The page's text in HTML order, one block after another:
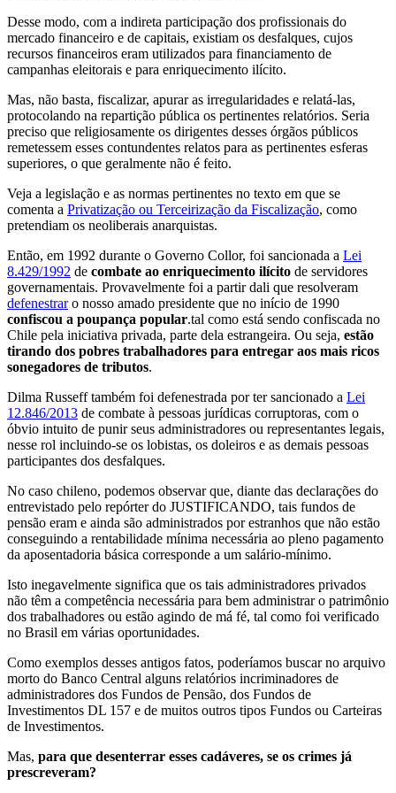
Desse modo, com a indireta participação dos profissionais do
mercado financeiro e de capitais, existiam os desfalques, cujos
recursos financeiros eram utilizados para financiamento de
campanhas eleitorais e para enriquecimento ilícito.
Mas, não basta, fiscalizar, apurar as irregularidades e relatá-las,
protocolando na repartição pública os pertinentes relatórios. Seria
preciso que religiosamente os dirigentes desses órgãos públicos
remetessem esses contundentes relatos para as pertinentes esferas
superiores, o que geralmente não é feito.
Veja a legislação e as normas pertinentes no texto em que se
comenta a Privatização ou Terceirização da Fiscalização, como
pretendiam os neoliberais anarquistas.
Então, em 1992 durante o Governo Collor, foi sancionada a Lei
8.429/1992 de combate ao enriquecimento ilícito de servidores
governamentais. Provavelmente foi a partir dali que resolveram
defenestraro nosso amado presidente que no início de 1990
confiscou a poupança popular.tal como está sendo confiscada no
Chile pela iniciativa privada, parte dela estrangeira. Ou seja, estão
tirando dos pobres trabalhadores para entregar aos mais ricos
sonegadores de tributos.
Dilma Russeff também foi defenestrada por ter sancionado a Lei
12.846/2013 de combate à pessoas jurídicas corruptoras, com o
óbvio intuito de punir seus administradores ou representantes legais,
nesse rol incluindo-se os lobistas, os doleiros e as demais pessoas
participantes dos desfalques.
No caso chileno, podemos observar que, diante das declarações do
entrevistado pelo repórter do JUSTIFICANDO, tais fundos de
pensão eram e ainda são administrados por estranhos que não estão
conseguindo a rentabilidade mínima necessária ao pleno pagamento
da aposentadoria básica corresponde a um salário-mínimo.
Isto inegavelmente significa que os tais administradores privados
não têm a competência necessária para bem administrar o patrimônio
dos trabalhadores ou estão agindo de má fé, tal como foi verificado
no Brasil em várias oportunidades.
Como exemplos desses antigos fatos, poderíamos buscar no arquivo
morto do Banco Central alguns relatórios incriminadores de
administradores dos Fundos de Pensão, dos Fundos de
Investimentos DL 157 e de muitos outros tipos Fundos ou Carteiras
de Investimentos.
Mas, para que desenterrar esses cadáveres, se os crimes já
prescreveram?